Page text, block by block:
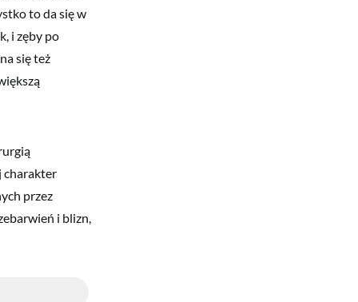
to da się w
i zęby po
się też
charakter
przez
i blizn,